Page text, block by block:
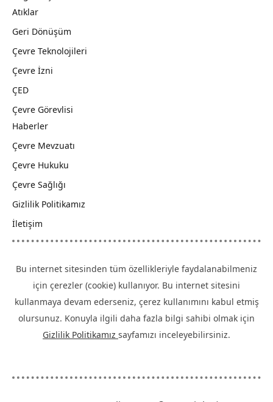
Atıklar
Geri Dönüşüm
Çevre Teknolojileri
Çevre İzni
ÇED
Çevre Görevlisi
Haberler
Çevre Mevzuatı
Çevre Hukuku
Çevre Sağlığı
Gizlilik Politikamız
İletişim
Bu internet sitesinden tüm özellikleriyle faydalanabilmeniz
için çerezler (cookie) kullanıyor. Bu internet sitesini
kullanmaya devam ederseniz, çerez kullanımını kabul etmiş
olursunuz. Konuyla ilgili daha fazla bilgi sahibi olmak için
Gizlilik Politikamız sayfamızı inceleyebilirsiniz.